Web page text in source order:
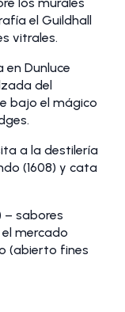
los murales
el Guildhall
vitrales.
Dunluce
del
bajo el mágico
a la destilería
(1608) y cata
– sabores
mercado
(abierto fines